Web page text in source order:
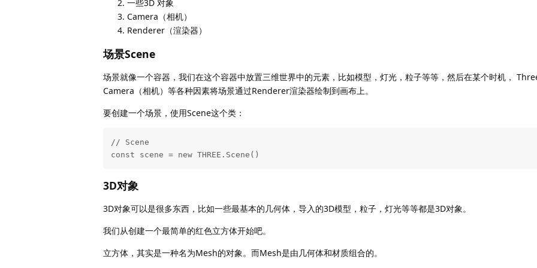
一些3D 对象
Camera（相机）
Renderer（渲染器）
场景Scene
场景就像一个容器，我们在这个容器中放置三维世界中的元素，比如模型，灯光，粒子等等，然后在某个时机，
Camera（相机）等各种因素将场景通过Renderer渲染器绘制到画布上。
要创建一个场景，使用Scene这个类：
// Scene
const scene = new THREE.Scene()
3D对象
3D对象可以是很多东西，比如一些最基本的几何体，导入的3D模型，粒子，灯光等等都是3D对象。
我们从创建一个最简单的红色立方体开始吧。
立方体，其实是一种名为Mesh的对象。而Mesh是由几何体和材质组合的。